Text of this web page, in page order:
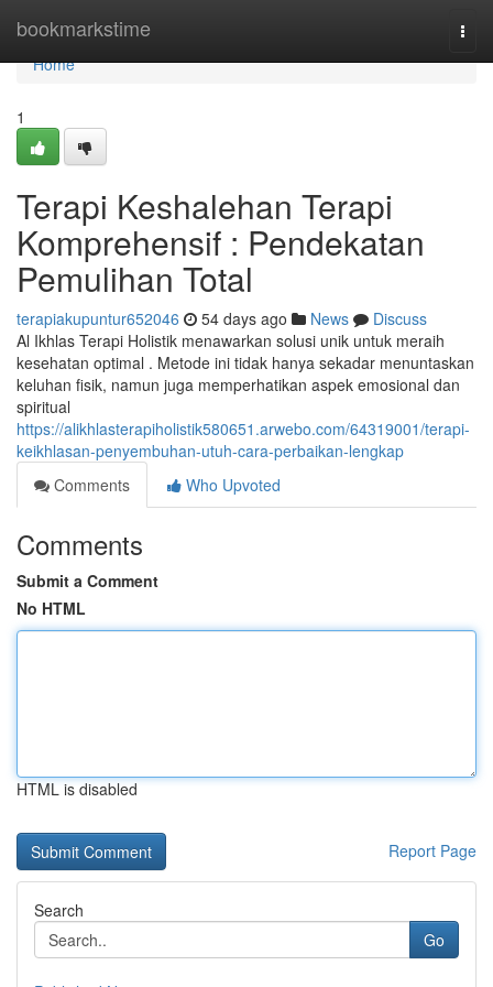
bookmarkstime
Home
Home
1
Terapi Keshalehan Terapi
Komprehensif : Pendekatan
Pemulihan Total
terapiakupuntur652046 54 days ago News
Discuss
Al Ikhlas Terapi Holistik menawarkan solusi unik untuk meraih
kesehatan optimal . Metode ini tidak hanya sekadar menuntaskan
keluhan fisik, namun juga memperhatikan aspek emosional dan
spiritual
https://alikhlasterapiholistik580651.arwebo.com/64319001/terapi-
keikhlasan-penyembuhan-utuh-cara-perbaikan-lengkap
Comments
Who Upvoted
Comments
Submit a Comment
No HTML
HTML is disabled
Report Page
Search
Go